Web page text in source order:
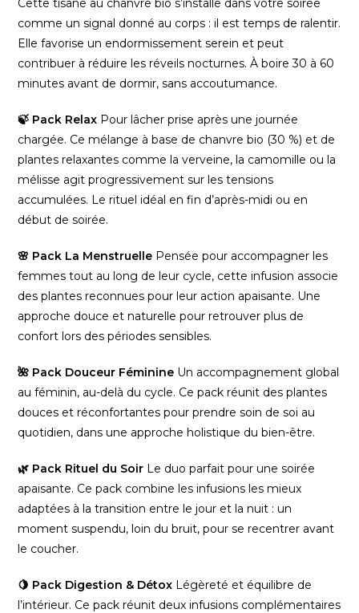
Cette tisane au chanvre bio s’installe dans votre soirée
comme un signal donné au corps : il est temps de ralentir.
Elle favorise un endormissement serein et peut
contribuer à réduire les réveils nocturnes. À boire 30 à 60
minutes avant de dormir, sans accoutumance.
🍃 Pack Relax Pour lâcher prise après une journée
chargée. Ce mélange à base de chanvre bio (30 %) et de
plantes relaxantes comme la verveine, la camomille ou la
mélisse agit progressivement sur les tensions
accumulées. Le rituel idéal en fin d’après-midi ou en
début de soirée.
🌸 Pack La Menstruelle Pensée pour accompagner les
femmes tout au long de leur cycle, cette infusion associe
des plantes reconnues pour leur action apaisante. Une
approche douce et naturelle pour retrouver plus de
confort lors des périodes sensibles.
🌺 Pack Douceur Féminine Un accompagnement global
au féminin, au-delà du cycle. Ce pack réunit des plantes
douces et réconfortantes pour prendre soin de soi au
quotidien, dans une approche holistique du bien-être.
🌿 Pack Rituel du Soir Le duo parfait pour une soirée
apaisante. Ce pack combine les infusions les mieux
adaptées à la transition entre le jour et la nuit : un
moment suspendu, loin du bruit, pour se recentrer avant
le coucher.
🍋 Pack Digestion & Détox Légèreté et équilibre de
l’intérieur. Ce pack réunit deux infusions complémentaires